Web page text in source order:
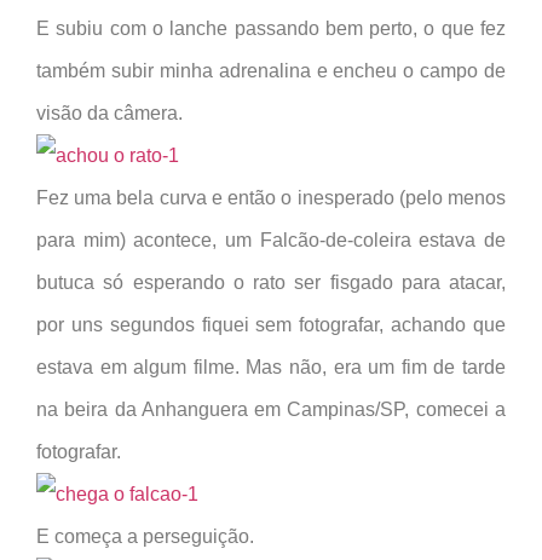
E subiu com o lanche passando bem perto, o que fez
também subir minha adrenalina e encheu o campo de
visão da câmera.
Fez uma bela curva e então o inesperado (pelo menos
para mim) acontece, um Falcão-de-coleira estava de
butuca só esperando o rato ser fisgado para atacar,
por uns segundos fiquei sem fotografar, achando que
estava em algum filme. Mas não, era um fim de tarde
na beira da Anhanguera em Campinas/SP, comecei a
fotografar.
E começa a perseguição.